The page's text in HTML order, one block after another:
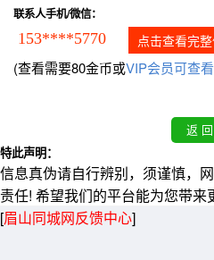
联系人手机/微信：
153****5770 点击查看完
(查看需要80金币或VIP会员可查看
特此声明：
信息真伪请自行辨别，须谨慎，
责任! 希望我们的平台能为您带来
[眉山同城网反馈中心]